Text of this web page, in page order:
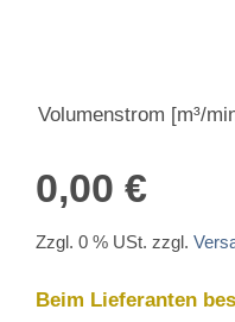
Volumenstrom [m³/
0,00 €
Zzgl. 0 % USt. zzgl.
Beim Lieferanten